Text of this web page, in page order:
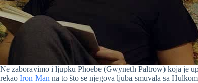
Ne zaboravimo i ljupku Phoebe (Gwyneth Paltrow) koja je
rekao Iron Man na to što se njegova ljuba smuvala sa